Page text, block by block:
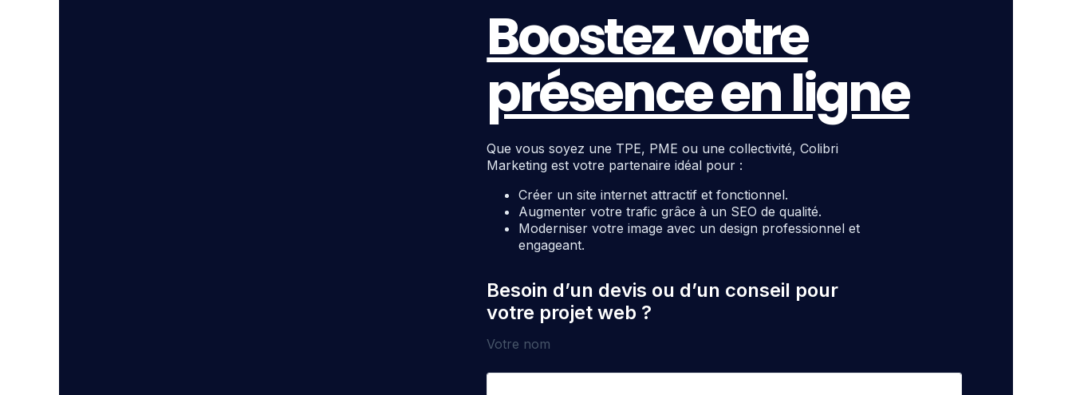
Boostez votre
présence en ligne
Que vous soyez une TPE, PME ou une collectivité, Colibri
Marketing est votre partenaire idéal pour :
Créer un site internet attractif et fonctionnel.
Augmenter votre trafic grâce à un SEO de qualité.
Moderniser votre image avec un design professionnel et
engageant.
Besoin d’un devis ou d’un conseil pour
votre projet web ?
Votre nom